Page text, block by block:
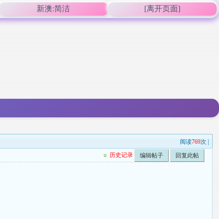
新澳:简洁 [离开页面]
阅读769次 |
u 历史记录 编辑帖子 回复此帖